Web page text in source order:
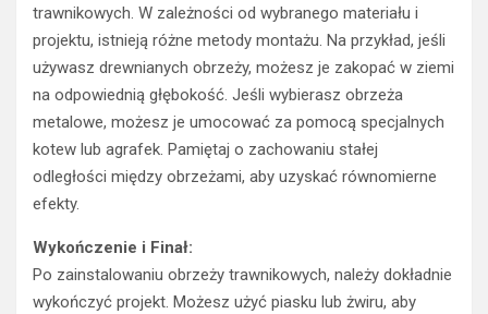
trawnikowych. W zależności od wybranego materiału i
projektu, istnieją różne metody montażu. Na przykład, jeśli
używasz drewnianych obrzeży, możesz je zakopać w ziemi
na odpowiednią głębokość. Jeśli wybierasz obrzeża
metalowe, możesz je umocować za pomocą specjalnych
kotew lub agrafek. Pamiętaj o zachowaniu stałej
odległości między obrzeżami, aby uzyskać równomierne
efekty.
Wykończenie i Finał:
Po zainstalowaniu obrzeży trawnikowych, należy dokładnie
wykończyć projekt. Możesz użyć piasku lub żwiru, aby